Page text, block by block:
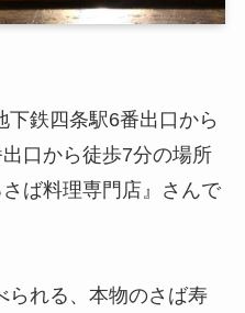
鉄四条駅6番出口から
口から徒歩7分の場所
ば料理専門店』さんで
られる、本物のさば寿